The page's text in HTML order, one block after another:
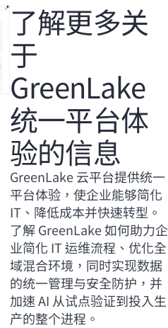
了解更多关
于
GreenLake
统一平台体
验的信息
GreenLake 云平台提供统一
平台体验，使企业能够简化
IT、降低成本并快速转型。
了解 GreenLake 如何助力企
业简化 IT 运维流程、优化全
域混合环境，同时实现数据
的统一管理与安全防护，并
加速 AI 从试点验证到投入生
产的整个进程。